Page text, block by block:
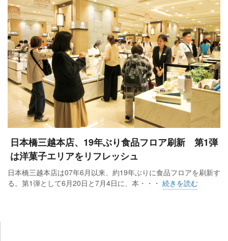
日本橋三越本店、19年ぶり食品フロア刷新 第1弾
は洋菓子エリアをリフレッシュ
日本橋三越本店は07年6月以来、約19年ぶりに食品フロアを刷新す
る。第1弾として6月20日と7月4日に、本・・・ 続きを読む